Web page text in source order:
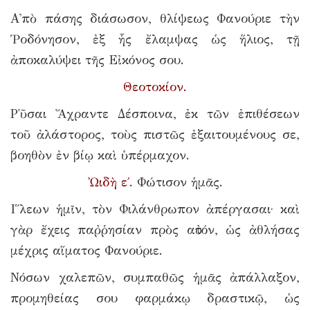
Α᾿πὸ πάσης διάσωσον, θλίψεως Φανούριε τὴν
Ῥοδόνησον, ἐξ ἧς ἔλαμψας ὡς ἥλιος, τῇ
ἀποκαλύψει τῆς Εἰκόνος σου.
Θεοτοκίον.
Ρ῾ῦσαι Ἄχραντε Δέσποινα, ἐκ τῶν ἐπιθέσεων
τοῦ ἀλάστορος, τοὺς πιστῶς ἐξαιτουμένους σε,
βοηθὸν ἐν βίῳ καὶ ὑπέρμαχον.
Ὠιδὴ ε΄. Φώτισον ἡμᾶς.
Ι῞λεων ἡμῖν, τὸν Φιλάνθρωπον ἀπέργασαι· καὶ
γὰρ ἔχεις παῤῥησίαν πρὸς αὐτόν, ὡς ἀθλήσας
μέχρις αἵματος Φανούριε.
Νόσων χαλεπῶν, συμπαθῶς ἡμᾶς ἀπάλλαξον,
προμηθείας σου φαρμάκῳ δραστικῷ, ὡς